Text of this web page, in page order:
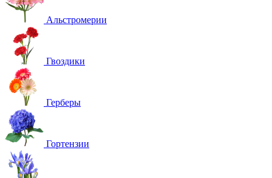
Альстромерии
Гвоздики
Герберы
Гортензии